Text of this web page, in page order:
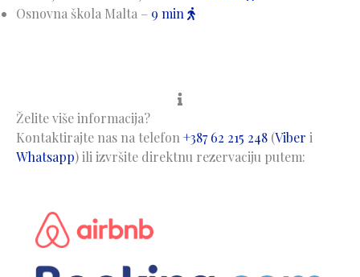
Osnovna škola Malta – 9 min
Želite više informacija?
Kontaktirajte nas na telefon+387 62 215 248 (Viber i
Whatsapp) ili izvršite direktnu rezervaciju putem: